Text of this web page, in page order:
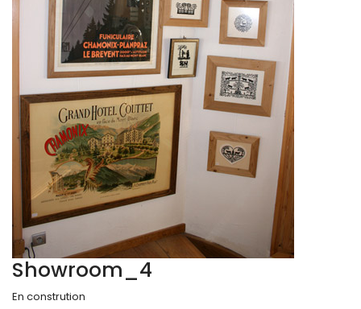
Showroom_4
En constrution